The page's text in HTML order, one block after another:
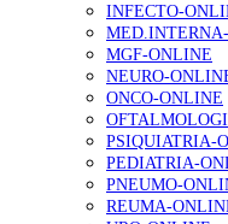
INFECTO-
MGF-ONLINE
NEURO-
ONCO-ONLINE
PSIQUIATRIA-
PEDIATRIA-
PNEUMO-
REUMA-